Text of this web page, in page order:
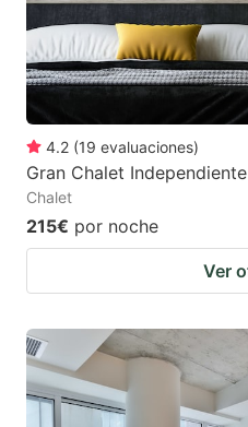
4.2 (19 evaluaciones)
Gran Chalet Independiente
Chalet
215€ por noche
Ver